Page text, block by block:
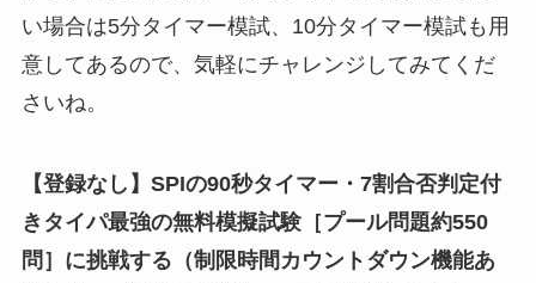
い場合は5分タイマー模試、10分タイマー模試も用
意してあるので、気軽にチャレンジしてみてくだ
さいね。
【登録なし】SPIの90秒タイマー・7割合否判定付
きタイパ最強の無料模擬試験［プール問題約550
問 ］ に挑戦する（制限時間カウントダウン機能あ